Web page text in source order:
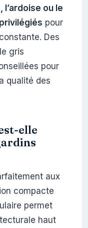
ou le
pour
Des
gris
pour
qualité des
elle
aux
compacte
permet
haut